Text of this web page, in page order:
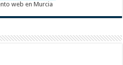
web en Murcia